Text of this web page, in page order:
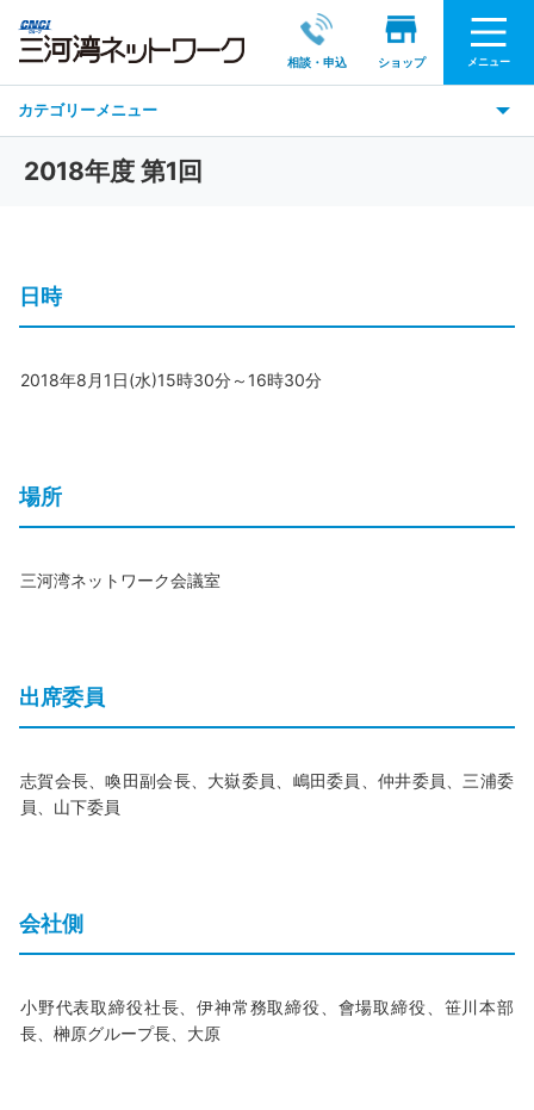
相談・申込 ショップ メニュー
カテゴリーメニュー
2018年度 第1回
日時
2018年8月1日(水)15時30分～16時30分
場所
三河湾ネットワーク会議室
出席委員
志賀会長、喚田副会長、大嶽委員、嶋田委員、仲井委員、三浦委
員、山下委員
会社側
小野代表取締役社長、伊神常務取締役、會場取締役、笹川本部
長、榊原グループ長、大原